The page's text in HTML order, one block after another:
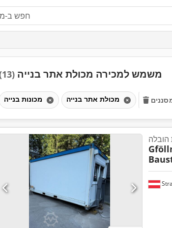
משמש למכירה מכולת אתר בנייה (13)